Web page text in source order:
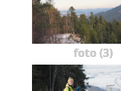
foto (3)